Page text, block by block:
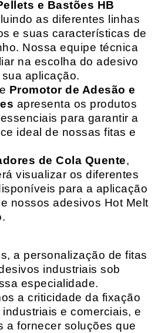
e Bastões HB
as diferentes linhas
e suas características de
Nossa equipe técnica
na escolha do adesivo
aplicação.
Promotor de Adesão e
apresenta os produtos
para garantir a
ideal de nossas fitas e
de Cola Quente,
visualizar os diferentes
para a aplicação
nossos adesivos Hot Melt
a personalização de fitas
industriais sob
especialidade.
a criticidade da fixação
e comerciais, e
a fornecer soluções que